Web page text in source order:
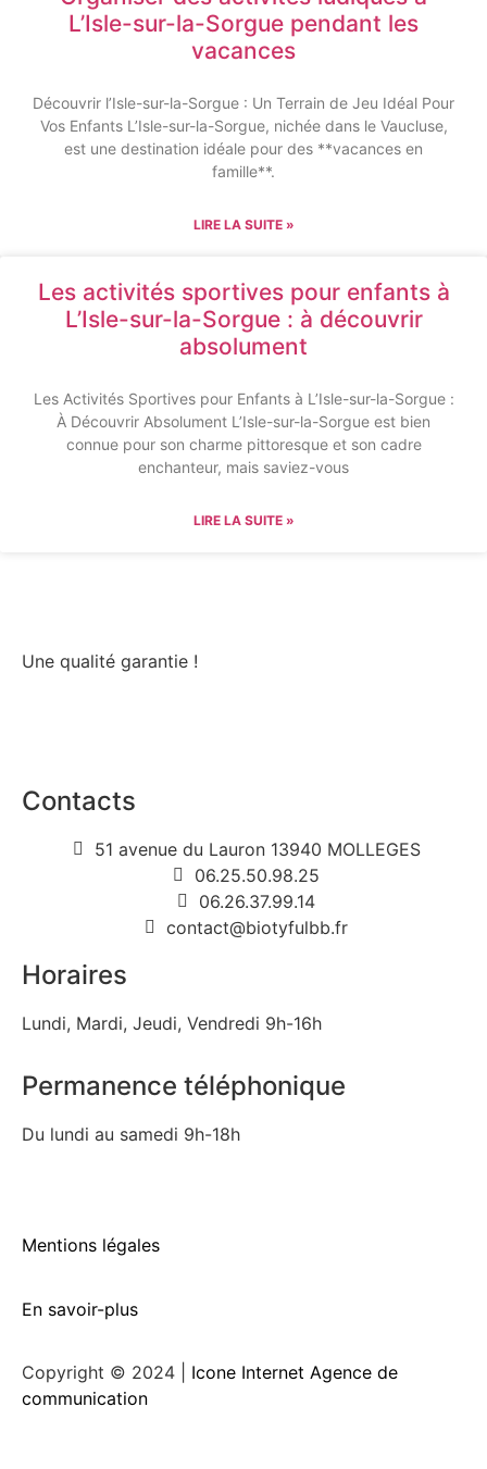
L’Isle-sur-la-Sorgue pendant les
vacances
Découvrir l’Isle-sur-la-Sorgue : Un Terrain de Jeu Idéal Pour
Vos Enfants L’Isle-sur-la-Sorgue, nichée dans le Vaucluse,
est une destination idéale pour des **vacances en
famille**.
LIRE LA SUITE »
Les activités sportives pour enfants à
L’Isle-sur-la-Sorgue : à découvrir
absolument
Les Activités Sportives pour Enfants à L’Isle-sur-la-Sorgue :
À Découvrir Absolument L’Isle-sur-la-Sorgue est bien
connue pour son charme pittoresque et son cadre
enchanteur, mais saviez-vous
LIRE LA SUITE »
Une qualité garantie !
Contacts
51 avenue du Lauron 13940 MOLLEGES
06.25.50.98.25
06.26.37.99.14
contact@biotyfulbb.fr
Horaires
Lundi, Mardi, Jeudi, Vendredi 9h-16h
Permanence téléphonique
Du lundi au samedi 9h-18h
Mentions légales
En savoir-plus
Copyright © 2024 |
Icone Internet Agence de
communication